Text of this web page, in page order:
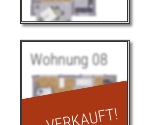
Loggia zu 1/2
4,32 m²
Wohnfläche
Lage im Haus
Wohnung 07
Wohnen | Essen
29,25
Wohnung 08